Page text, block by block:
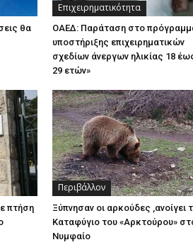
θα
Επιχειρηματικότητα
ΟΑΕΔ: Παράταση στο
υποστήριξης επιχειρηματικών
σχεδίων άνεργων ηλικίας 18
29 ετών»
πτήση
Περιβάλλον
Ξύπνησαν οι αρκούδες ,ανοίγει
Καταφύγιο του «Αρκτούρου»
Νυμφαίο